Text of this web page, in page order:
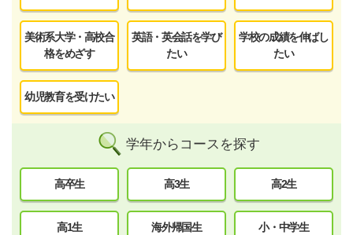
美術系大学・高校合
格をめざす
英語・英会話を学び
たい
学校の成績を伸ばし
たい
幼児教育を受けたい
学年からコースを探す
高卒生 高3生 高2生
高1生 海外帰国生 小・中学生